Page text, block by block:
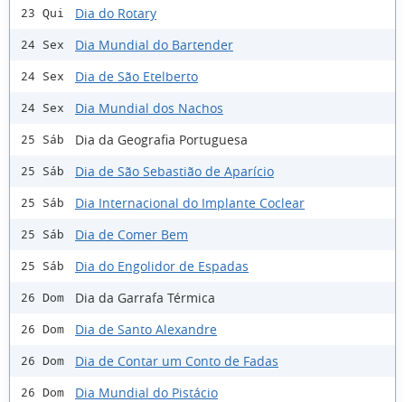
23 Qui Dia do Rotary
24 Sex Dia Mundial do Bartender
24 Sex Dia de São Etelberto
24 Sex Dia Mundial dos Nachos
25 Sáb Dia da Geografia Portuguesa
25 Sáb Dia de São Sebastião de Aparício
25 Sáb Dia Internacional do Implante Coclear
25 Sáb Dia de Comer Bem
25 Sáb Dia do Engolidor de Espadas
26 Dom Dia da Garrafa Térmica
26 Dom Dia de Santo Alexandre
26 Dom Dia de Contar um Conto de Fadas
26 Dom Dia Mundial do Pistácio